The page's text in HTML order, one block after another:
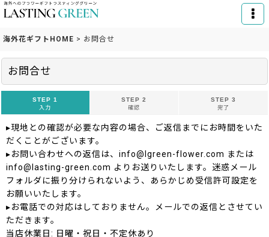
海外花ギフトHOME > お問合せ
お問合せ
STEP 1
入力
STEP 2
確認
STEP 3
完了
▸現地との確認が必要な内容の場合、ご返信までにお時間をいた
だくことがございます。
▸お問い合わせへの返信は、info@lgreen-flower.com または
info@lasting-green.com よりお送りいたします。迷惑メール
フォルダに振り分けられないよう、あらかじめ受信許可設定を
お願いいたします。
▸お電話での対応はしておりません。メールでの返信とさせてい
ただきます。
当店休業日: 日曜・祝日・不定休あり